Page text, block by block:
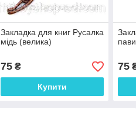
Закладка для книг Русалка
мідь (велика)
75₴
Купити
75